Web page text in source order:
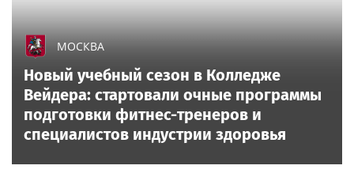
МОСКВА
Новый учебный сезон в Колледже
Вейдера: стартовали очные программы
подготовки фитнес-тренеров и
специалистов индустрии здоровья